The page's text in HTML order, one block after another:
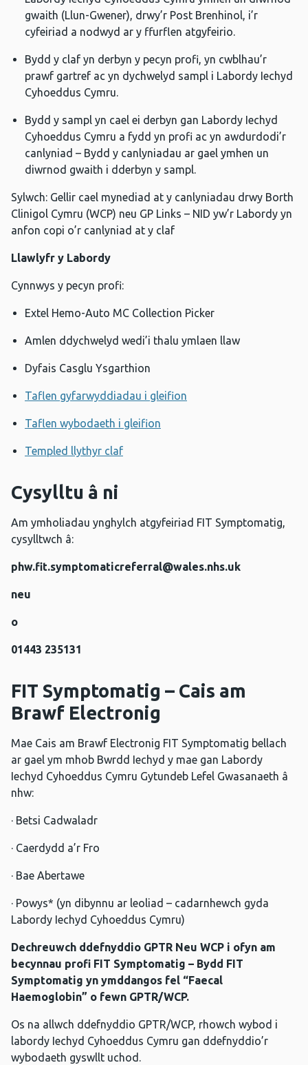
gwaith (Llun-Gwener), drwy’r Post Brenhinol, i’r
cyfeiriad a nodwyd ar y ffurflen atgyfeirio.
Bydd y claf yn derbyn y pecyn profi, yn cwblhau’r
prawf gartref ac yn dychwelyd sampl i Labordy Iechyd
Cyhoeddus Cymru.
Bydd y sampl yn cael ei derbyn gan Labordy Iechyd
Cyhoeddus Cymru a fydd yn profi ac yn awdurdodi’r
canlyniad – Bydd y canlyniadau ar gael ymhen un
diwrnod gwaith i dderbyn y sampl.
Sylwch: Gellir cael mynediad at y canlyniadau drwy Borth
Clinigol Cymru (WCP) neu GP Links – NID yw’r Labordy yn
anfon copi o’r canlyniad at y claf
Llawlyfr y Labordy
Cynnwys y pecyn profi:
Extel Hemo-Auto MC Collection Picker
Amlen ddychwelyd wedi’i thalu ymlaen llaw
Dyfais Casglu Ysgarthion
Taflen gyfarwyddiadau i gleifion
Taflen wybodaeth i gleifion
Templed llythyr claf
Cysylltu â ni
Am ymholiadau ynghylch atgyfeiriad FIT Symptomatig,
cysylltwch â:
phw.fit.symptomaticreferral@wales.nhs.uk
neu
o
01443 235131
FIT Symptomatig – Cais am
Brawf Electronig
Mae Cais am Brawf Electronig FIT Symptomatig bellach
ar gael ym mhob Bwrdd Iechyd y mae gan Labordy
Iechyd Cyhoeddus Cymru Gytundeb Lefel Gwasanaeth â
nhw:
· Betsi Cadwaladr
· Caerdydd a’r Fro
· Bae Abertawe
· Powys* (yn dibynnu ar leoliad – cadarnhewch gyda
Labordy Iechyd Cyhoeddus Cymru)
Dechreuwch ddefnyddio GPTR Neu WCP i ofyn am
becynnau profi FIT Symptomatig – Bydd FIT
Symptomatig yn ymddangos fel “Faecal
Haemoglobin” o fewn GPTR/WCP.
Os na allwch ddefnyddio GPTR/WCP, rhowch wybod i
labordy Iechyd Cyhoeddus Cymru gan ddefnyddio’r
wybodaeth gyswllt uchod.